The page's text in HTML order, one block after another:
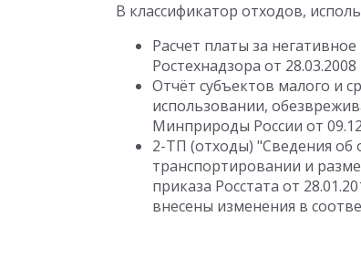
В классификатор отходов,
Расчет платы за
Ростехнадзора от
Отчёт субъектов малого и
использовании,
Минприроды России от
2-ТП (отходы) "Сведения об
транспортировании и
приказа Росстата от
внесены изменения в